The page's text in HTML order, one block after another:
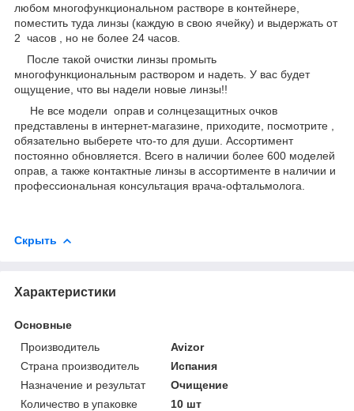
любом многофункциональном растворе в контейнере,
поместить туда линзы (каждую в свою ячейку) и выдержать от
2 часов , но не более 24 часов.
После такой очистки линзы промыть
многофункциональным раствором и надеть. У вас будет
ощущение, что вы надели новые линзы!!
Не все модели оправ и солнцезащитных очков
представлены в интернет-магазине, приходите, посмотрите ,
обязательно выберете что-то для души. Ассортимент
постоянно обновляется. Всего в наличии более 600 моделей
оправ, а также контактные линзы в ассортименте в наличии и
профессиональная консультация врача-офтальмолога.
Скрыть
Характеристики
Основные
Производитель
Avizor
Страна производитель
Испания
Назначение и результат
Очищение
Количество в упаковке
10 шт